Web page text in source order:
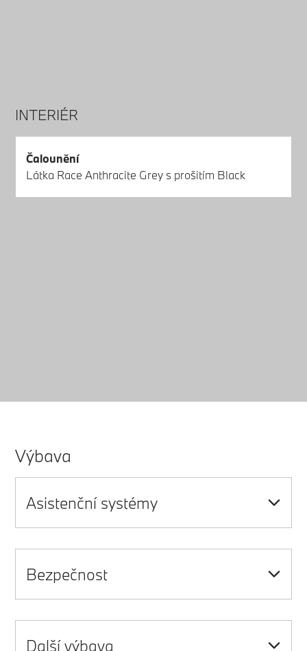
INTERIÉR
Čalounění
Látka Race Anthracite Grey s prošitím Black
Výbava
Asistenční systémy
Bezpečnost
Další výbava